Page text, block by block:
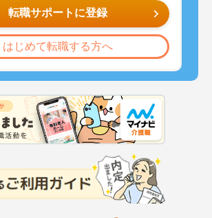
転職サポートに登録
はじめて転職する方へ